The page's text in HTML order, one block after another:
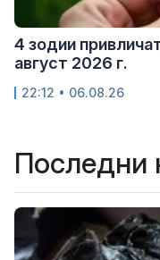
4 зодии
август 2026 г.
22:12 • 06.08.26
Последни